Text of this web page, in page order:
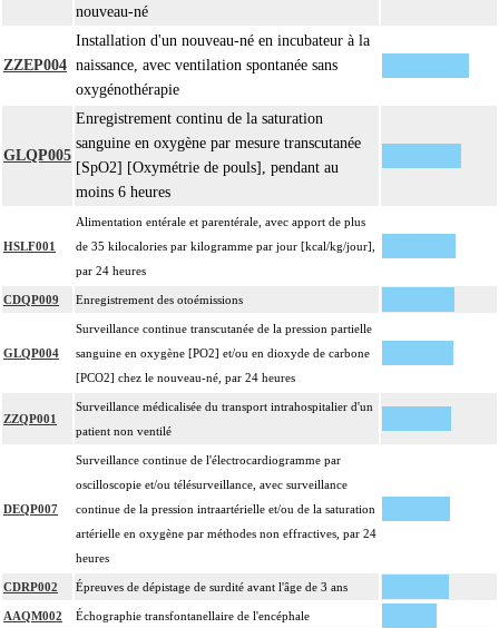
nouveau-né
ZZEP004
Installation d'un nouveau-né en incubateur à la
naissance, avec ventilation spontanée sans
oxygénothérapie
GLQP005
Enregistrement continu de la saturation
sanguine en oxygène par mesure transcutanée
[SpO2] [Oxymétrie de pouls], pendant au
moins 6 heures
HSLF001
Alimentation entérale et parentérale, avec apport de plus
de 35 kilocalories par kilogramme par jour [kcal/kg/jour],
par 24 heures
CDQP009 Enregistrement des otoémissions
GLQP004
Surveillance continue transcutanée de la pression partielle
sanguine en oxygène [PO2] et/ou en dioxyde de carbone
[PCO2] chez le nouveau-né, par 24 heures
ZZQP001
Surveillance médicalisée du transport intrahospitalier d'un
patient non ventilé
DEQP007
Surveillance continue de l'électrocardiogramme par
oscilloscopie et/ou télésurveillance, avec surveillance
continue de la pression intraartérielle et/ou de la saturation
artérielle en oxygène par méthodes non effractives, par 24
heures
CDRP002 Épreuves de dépistage de surdité avant l'âge de 3 ans
AAQM002 Échographie transfontanellaire de l'encéphale